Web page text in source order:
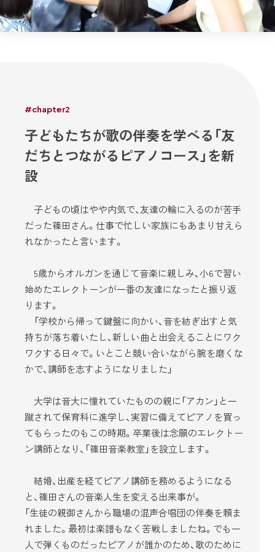
#chapter2
子どもたちが歌の伴奏を学べる「友
だちとつながるピアノコース」を新
設
子どもの頃はやや内気で、友達の輪に入るのが苦手
だった篠田さん。仕事で忙しい家族にもあまり甘えら
れなかったと言います。
5歳からオルガンを通じて音楽に親しみ、小6で習い
始めたエレクトーンが一番の友達になったと振り返
ります。
「学校から帰って鍵盤に向かい、音を紡ぎ出すと気
持ちが落ち着いたし、新しい曲と出会えることにワク
ワクする日々で。いとこと競い合いながら腕を磨くな
かで、講師を志すようになりました」
大学は音大に憧れていたものの親に「アカン」と一
蹴されて保育科に進学し、実習に備えてピアノを買っ
てもらったのもこの時期。卒業後は念願のエレクトー
ン講師となり、「篠田音楽教室」を設立します。
結婚、出産を経てピアノ講師を務めるようになる
と、篠田さんの音楽人生を変える出来事が。
「生徒の親御さんから職場の混声合唱団の伴奏を頼ま
れました。最初は楽譜もなく苦戦しましたね。でも一
人で弾くものだったピアノが誰かのため、歌のために